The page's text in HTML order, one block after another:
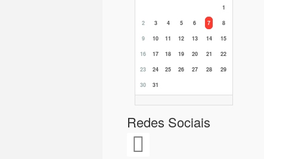
1
2
3 4 5 6 7
8
9
10 11 12 13 14
15
16
17 18 19 20 21
22
23
24 25 26 27 28
29
30
31
Redes Sociais